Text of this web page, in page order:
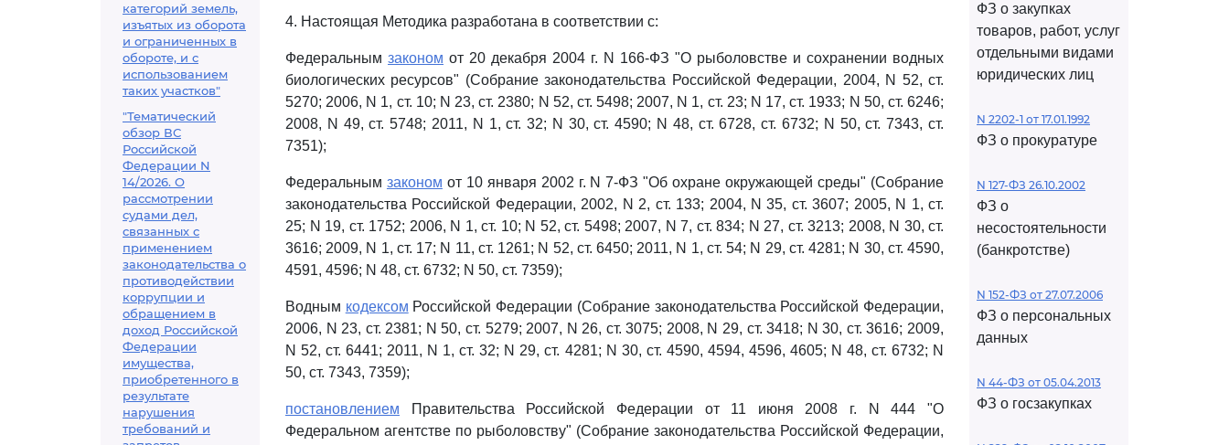
категорий земель,
изъятых из оборота
и ограниченных в
обороте, и с
использованием
таких участков"
"Тематический
обзор ВС
Российской
Федерации N
14/2026. О
рассмотрении
судами дел,
связанных с
применением
законодательства о
противодействии
коррупции и
обращением в
доход Российской
Федерации
имущества,
приобретенного в
результате
нарушения
требований и
4. Настоящая Методика разработана в соответствии с:
Федеральным законом от 20 декабря 2004 г. N 166-ФЗ "О рыболовстве и сохранении водных
биологических ресурсов" (Собрание законодательства Российской Федерации, 2004, N 52, ст.
5270; 2006, N 1, ст. 10; N 23, ст. 2380; N 52, ст. 5498; 2007, N 1, ст. 23; N 17, ст. 1933; N 50, ст. 6246;
2008, N 49, ст. 5748; 2011, N 1, ст. 32; N 30, ст. 4590; N 48, ст. 6728, ст. 6732; N 50, ст. 7343, ст.
7351);
Федеральным законом от 10 января 2002 г. N 7-ФЗ "Об охране окружающей среды" (Собрание
законодательства Российской Федерации, 2002, N 2, ст. 133; 2004, N 35, ст. 3607; 2005, N 1, ст.
25; N 19, ст. 1752; 2006, N 1, ст. 10; N 52, ст. 5498; 2007, N 7, ст. 834; N 27, ст. 3213; 2008, N 30, ст.
3616; 2009, N 1, ст. 17; N 11, ст. 1261; N 52, ст. 6450; 2011, N 1, ст. 54; N 29, ст. 4281; N 30, ст. 4590,
4591, 4596; N 48, ст. 6732; N 50, ст. 7359);
Водным кодексом Российской Федерации (Собрание законодательства Российской Федерации,
2006, N 23, ст. 2381; N 50, ст. 5279; 2007, N 26, ст. 3075; 2008, N 29, ст. 3418; N 30, ст. 3616; 2009,
N 52, ст. 6441; 2011, N 1, ст. 32; N 29, ст. 4281; N 30, ст. 4590, 4594, 4596, 4605; N 48, ст. 6732; N
50, ст. 7343, 7359);
постановлением Правительства Российской Федерации от 11 июня 2008 г. N 444 "О
Федеральном агентстве по рыболовству" (Собрание законодательства Российской Федерации,
ФЗ о закупках
товаров, работ, услуг
отдельными видами
юридических лиц
N 2202-1 от 17.01.1992
ФЗ о прокуратуре
N 127-ФЗ 26.10.2002
ФЗ о
несостоятельности
(банкротстве)
N 152-ФЗ от 27.07.2006
ФЗ о персональных
данных
N 44-ФЗ от 05.04.2013
ФЗ о госзакупках